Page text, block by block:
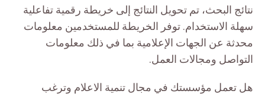
نتائج البحث، تم تحويل النتائج إلى خريطة رقمية تفاعلية
سهلة الاستخدام. توفر الخريطة للمستخدمين معلومات
محدثة عن الجهات الإعلامية بما في ذلك معلومات
التواصل ومجالات العمل.
هل تعمل مؤسستك في مجال تنمية الاعلام وترغب